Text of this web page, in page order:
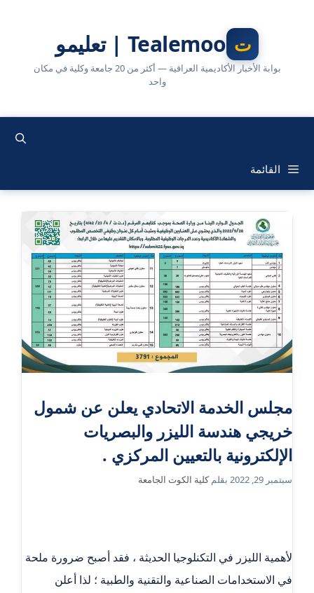
Tealemoo | تعليمو
بوابة الأخبار الأكاديمية العراقية — أكثر من 20 جامعة وكلية في مكان
واحد
القائمة
مجلس الخدمة الاتحادي يعلن عن شمول
خريجي هندسة الليزر والبصريات
الإلكترونية بالتعيين المركزي .
سبتمبر 29, 2022 بقلمكلية الكوت الجامعة
لأهمية الليزر في التكنلوجيا الحديثة ، فقد أصبح ضرورة ملحة
في الاستخدامات الصناعية والتقنية والطبية ؛ لذا أعلن